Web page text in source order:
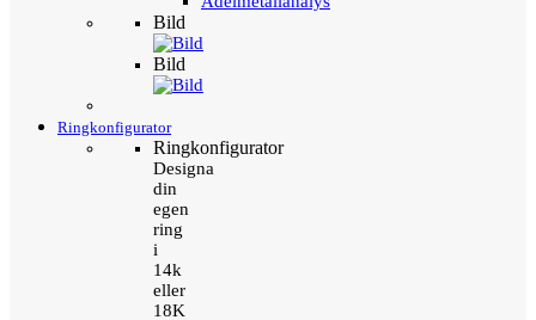
Bild
Bild
Ringkonfigurator
Ringkonfigurator
Designa
din
egen
ring
i
14k
eller
18K